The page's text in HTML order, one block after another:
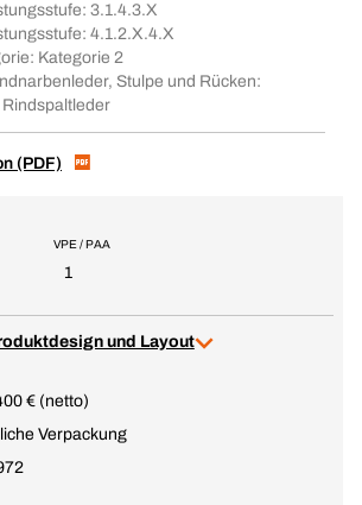
3.1.4.3.X
4.1.2.X.4.X
Kategorie 2
Stulpe und Rücken:
(PDF)
VPE / PAA
1
und Layout
€ (netto)
Verpackung